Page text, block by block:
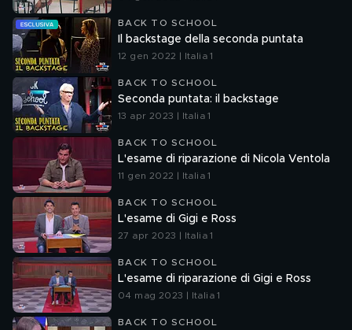
BACK TO SCHOOL
Il backstage della seconda puntata
12 gen 2022 | Italia 1
BACK TO SCHOOL
Seconda puntata: il backstage
13 apr 2023 | Italia 1
BACK TO SCHOOL
L'esame di riparazione di Nicola Ventola
11 gen 2022 | Italia 1
BACK TO SCHOOL
L'esame di Gigi e Ross
27 apr 2023 | Italia 1
BACK TO SCHOOL
L'esame di riparazione di Gigi e Ross
04 mag 2023 | Italia 1
BACK TO SCHOOL